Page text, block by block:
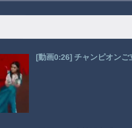
[動画0:26] チャンピオン